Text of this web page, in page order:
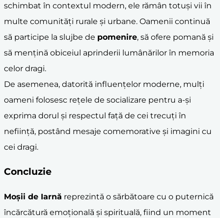
schimbat în contextul modern, ele rămân totuși vii în
multe comunități rurale și urbane. Oamenii continuă
să participe la slujbe de pomenire, să ofere pomană și
să mențină obiceiul aprinderii lumânărilor în memoria
celor dragi.
De asemenea, datorită influențelor moderne, mulți
oameni folosesc rețele de socializare pentru a-și
exprima dorul și respectul față de cei trecuți în
neființă, postând mesaje comemorative și imagini cu
cei dragi.
Concluzie
Moșii de Iarnă reprezintă o sărbătoare cu o puternică
încărcătură emoțională și spirituală, fiind un moment